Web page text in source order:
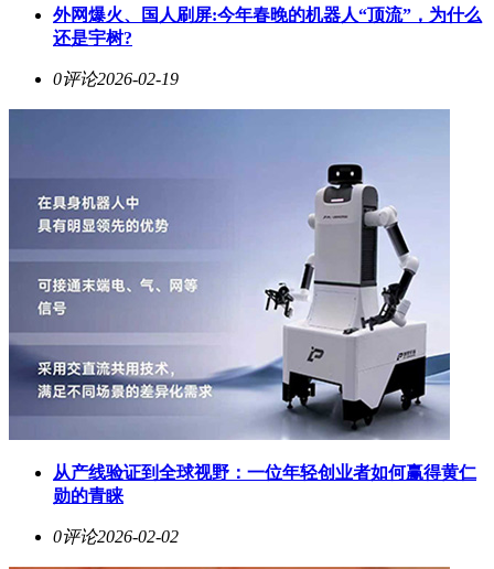
外网爆火、国人刷屏:今年春晚的机器人“顶流”，为什么
还是宇树?
0评论2026-02-19
从产线验证到全球视野：一位年轻创业者如何赢得黄仁
勋的青睐
0评论2026-02-02